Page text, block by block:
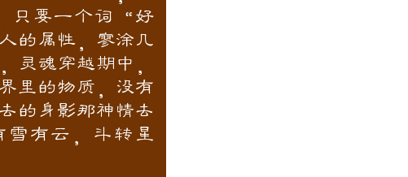
只要一个词“好
的属性，寥涂几
魂穿越期中，
里的物质，没有
的身影那神情去
有云，斗转星